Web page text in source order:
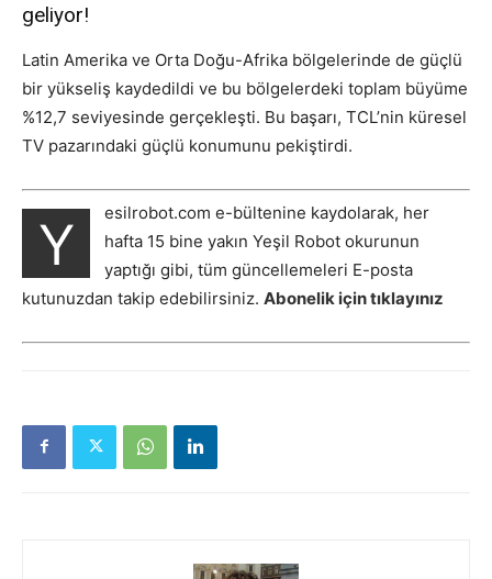
geliyor!
Latin Amerika ve Orta Doğu-Afrika bölgelerinde de güçlü
bir yükseliş kaydedildi ve bu bölgelerdeki toplam büyüme
%12,7 seviyesinde gerçekleşti. Bu başarı, TCL’nin küresel
TV pazarındaki güçlü konumunu pekiştirdi.
Y
esilrobot.com e-bültenine kaydolarak, her
hafta 15 bine yakın Yeşil Robot okurunun
yaptığı gibi, tüm güncellemeleri E-posta
kutunuzdan takip edebilirsiniz. Abonelik için tıklayınız